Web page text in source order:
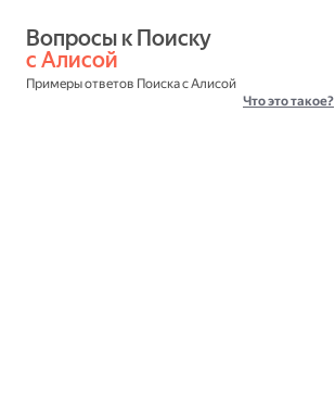
с Алисой
Примеры ответов Поиска с Алисой
Что это такое?